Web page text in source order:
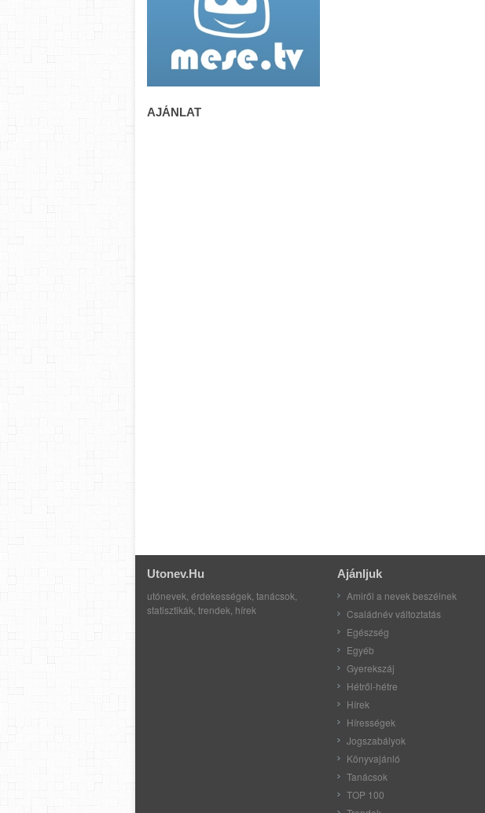
AJÁNLAT
Utonev.hu
utónevek, érdekességek, tanácsok,
statisztikák, trendek, hírek
Ajánljuk
Amiről a nevek beszélnek
Családnév változtatás
Egészség
Egyéb
Gyerekszáj
Hétről-hétre
Hírek
Hírességek
Jogszabályok
Könyvajánló
Tanácsok
TOP 100